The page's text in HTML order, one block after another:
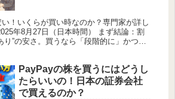
！いくらが買い時なのか？専門家が詳し
年8月27日（日本時間） まず結論：割
り”の安さ。買うなら「段階的に」かつ指
PayPayの株を買うにはどうし
たらいいの！日本の証券会社
で買えるのか？